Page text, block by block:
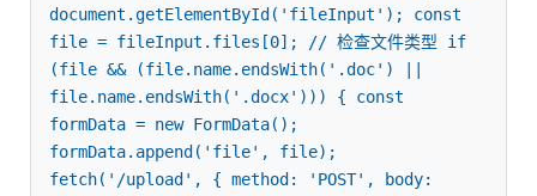
document.getElementById('fileInput'); const
file = fileInput.files[0]; // 检查文件类型 if
(file && (file.name.endsWith('.doc') ||
file.name.endsWith('.docx'))) { const
formData = new FormData();
formData.append('file', file);
fetch('/upload', { method: 'POST', body: